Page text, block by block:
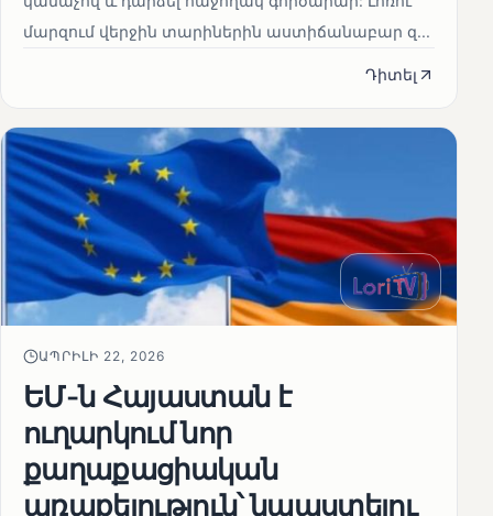
մարզում վերջին տարիներին աստիճանաբար զ...
Դիտել
ԱՊՐԻԼԻ 22, 2026
ԵՄ-ն Հայաստան է
ուղարկում նոր
քաղաքացիական
առաքելություն՝ նպաստելու